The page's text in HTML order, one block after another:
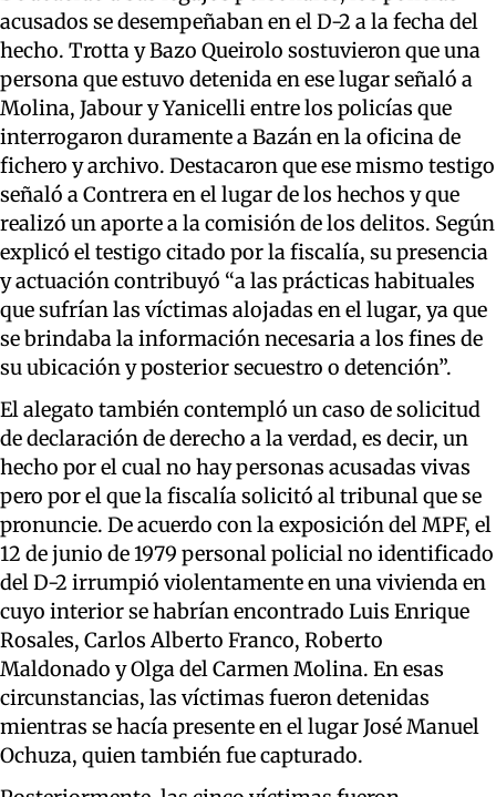
acusados se desempeñaban en el D-2 a la fecha del
hecho. Trotta y Bazo Queirolo sostuvieron que una
persona que estuvo detenida en ese lugar señaló a
Molina, Jabour y Yanicelli entre los policías que
interrogaron duramente a Bazán en la oficina de
fichero y archivo. Destacaron que ese mismo testigo
señaló a Contrera en el lugar de los hechos y que
realizó un aporte a la comisión de los delitos. Según
explicó el testigo citado por la fiscalía, su presencia
y actuación contribuyó “a las prácticas habituales
que sufrían las víctimas alojadas en el lugar, ya que
se brindaba la información necesaria a los fines de
su ubicación y posterior secuestro o detención”.
El alegato también contempló un caso de solicitud
de declaración de derecho a la verdad, es decir, un
hecho por el cual no hay personas acusadas vivas
pero por el que la fiscalía solicitó al tribunal que se
pronuncie. De acuerdo con la exposición del MPF, el
12 de junio de 1979 personal policial no identificado
del D-2 irrumpió violentamente en una vivienda en
cuyo interior se habrían encontrado Luis Enrique
Rosales, Carlos Alberto Franco, Roberto
Maldonado y Olga del Carmen Molina. En esas
circunstancias, las víctimas fueron detenidas
mientras se hacía presente en el lugar José Manuel
Ochuza, quien también fue capturado.